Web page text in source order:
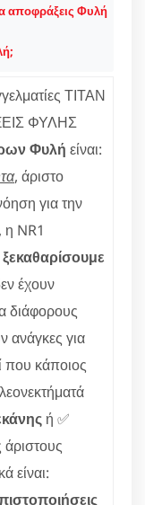
αποφράξεις Φυλή
ΤΙΤΑΝ
ΦΥΛΗΣ
Φυλή είναι:
, άριστο
για την
, η NR1
έχουν
διάφορους
ανάγκες για
που κάποιος
ή ✅
είναι: